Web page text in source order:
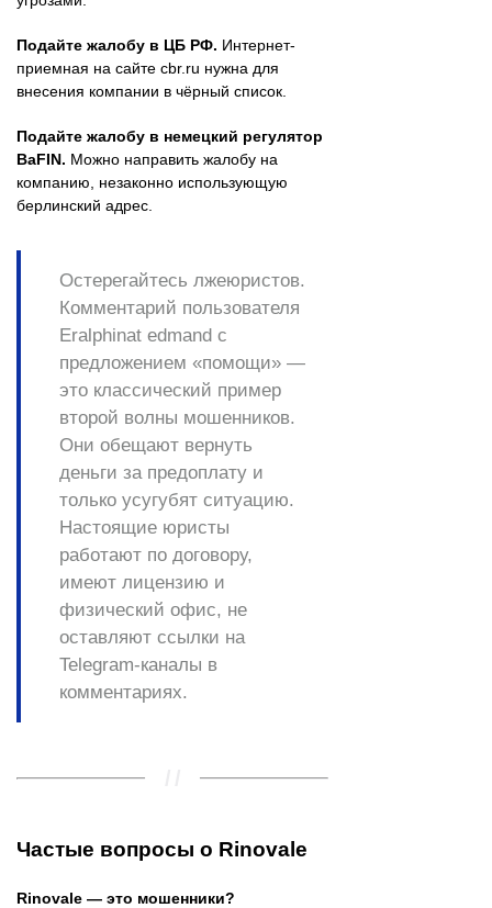
Подайте жалобу в ЦБ РФ. Интернет-
приемная на сайте cbr.ru нужна для
внесения компании в чёрный список.
Подайте жалобу в немецкий регулятор
BaFIN. Можно направить жалобу на
компанию, незаконно использующую
берлинский адрес.
Остерегайтесь лжеюристов.
Комментарий пользователя
Eralphinat edmand с
предложением «помощи» —
это классический пример
второй волны мошенников.
Они обещают вернуть
деньги за предоплату и
только усугубят ситуацию.
Настоящие юристы
работают по договору,
имеют лицензию и
физический офис, не
оставляют ссылки на
Telegram-каналы в
комментариях.
Частые вопросы о Rinovale
Rinovale — это мошенники?